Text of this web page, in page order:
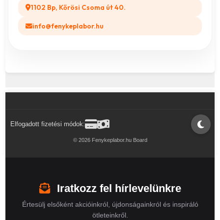
1102 Bp, Kőrösi Csoma út 40.
info@fenykeplabor.hu
Elfogadott fizetési módok:
© 2026 Fenykeplabor.hu Board
Iratkozz fel hírlevelünkre
Értesülj elsőként akcióinkról, újdonságainkról és inspiráló
ötleteinkről.